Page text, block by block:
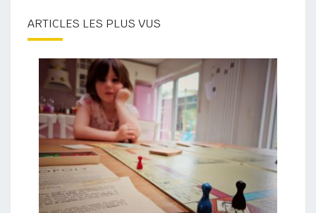
ARTICLES LES PLUS VUS